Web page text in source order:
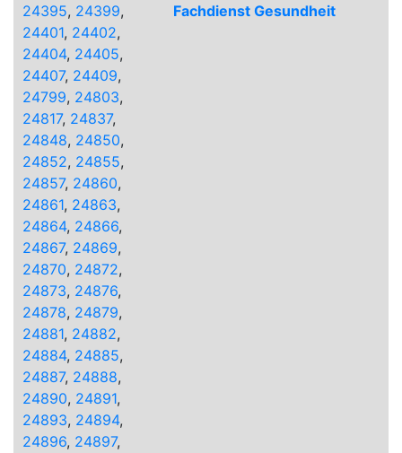
24395, 24399,
24401, 24402,
24404, 24405,
24407, 24409,
24799, 24803,
24817, 24837,
24848, 24850,
24852, 24855,
24857, 24860,
24861, 24863,
24864, 24866,
24867, 24869,
24870, 24872,
24873, 24876,
24878, 24879,
24881, 24882,
24884, 24885,
24887, 24888,
24890, 24891,
24893, 24894,
24896, 24897,
Fachdienst Gesundheit